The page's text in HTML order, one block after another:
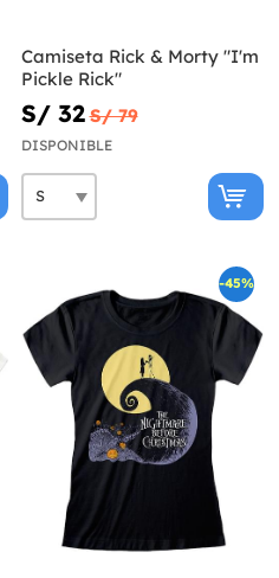
Camiseta Rick & Morty "I'm
Pickle Rick"
S/ 32 S/ 79
DISPONIBLE
-45%